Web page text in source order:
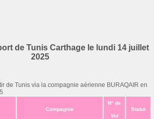
de Tunis Carthage le lundi 14 juillet
2025
de Tunis via la compagnie aérienne BURAQAIR en
Compagnie
N° de
Vol
Statut